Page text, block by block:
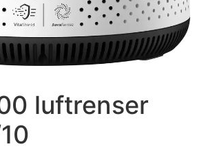
luftrenser